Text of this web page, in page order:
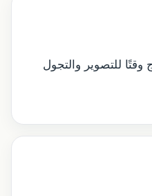
للتصوير والتجول